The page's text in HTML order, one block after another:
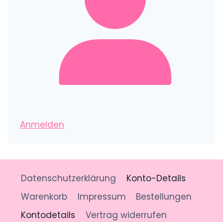
Anmelden
Datenschutzerklärung
Konto-Details
Warenkorb
Impressum
Bestellungen
Kontodetails
Vertrag widerrufen